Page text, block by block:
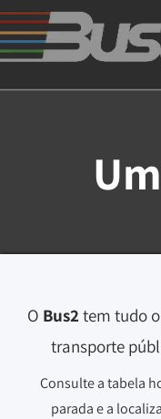
O Bus2 tem tudo
transporte
Consulte a tabela
parada e a